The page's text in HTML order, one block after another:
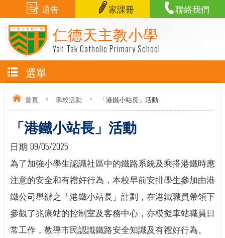
仁德天主教小學
Yan Tak Catholic Primary School
通告 家課冊 聯絡我們
選單
首頁 > 學校活動 > 「港鐵小站長」活動
「港鐵小站長」活動
日期:09/05/2025
為了加強小學生認識社區中的鐵路系統及乘搭港鐵時應
注意的安全和有禮好行為，本校早前安排學生參加由港
鐵公司舉辦之「港鐵小站長」計劃，在港鐵職員帶領下
參觀了兆康站的控制室及客務中心，亦模擬車站職員日
常工作，教導市民認識鐵路安全知識及有禮好行為。